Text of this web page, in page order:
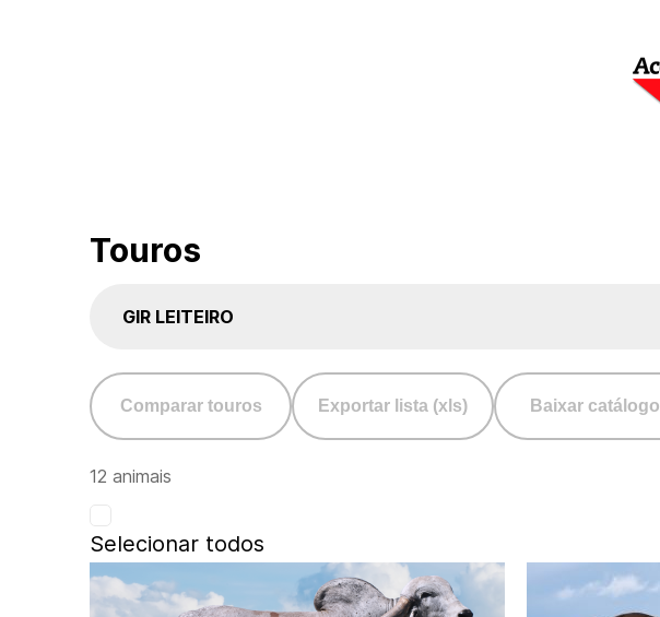
Touros
GIR LEITEIRO
Comparar touros Exportar lista (xls) Baixar catálogo
12 animais
Selecionar todos